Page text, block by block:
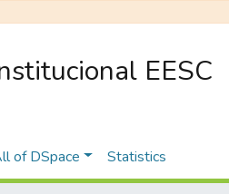
EESC
of DSpace Statistics